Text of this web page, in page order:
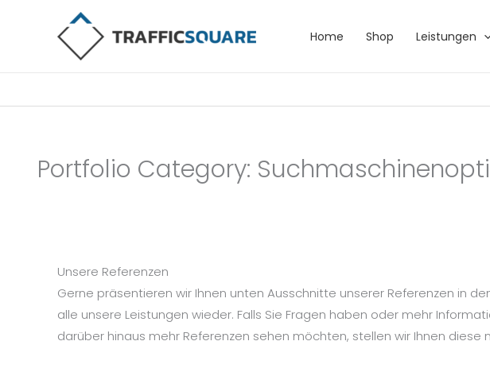
Home Shop Leistungen
Portfolio Category:
Unsere Referenzen
Gerne präsentieren wir Ihnen unten Ausschnitte unserer Referenzen in
alle unsere Leistungen wieder. Falls Sie Fragen haben oder mehr
darüber hinaus mehr Referenzen sehen möchten, stellen wir Ihnen diese